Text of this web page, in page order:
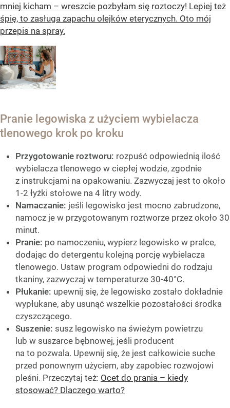
mniej kicham – wreszcie pozbyłam się roztoczy! Lepiej też
śpię, to zasługa zapachu olejków eterycznych. Oto mój
przepis na spray.
Pranie legowiska z użyciem wybielacza
tlenowego krok po kroku
Przygotowanie roztworu: rozpuść odpowiednią ilość
wybielacza tlenowego w ciepłej wodzie, zgodnie
z instrukcjami na opakowaniu. Zazwyczaj jest to około
1-2 łyżki stołowe na 4 litry wody.
Namaczanie: jeśli legowisko jest mocno zabrudzone,
namocz je w przygotowanym roztworze przez około 30
minut.
Pranie: po namoczeniu, wypierz legowisko w pralce,
dodając do detergentu kolejną porcję wybielacza
tlenowego. Ustaw program odpowiedni do rodzaju
tkaniny, zazwyczaj w temperaturze 30-40°C.
Płukanie: upewnij się, że legowisko zostało dokładnie
wypłukane, aby usunąć wszelkie pozostałości środka
czyszczącego.
Suszenie: susz legowisko na świeżym powietrzu
lub w suszarce bębnowej, jeśli producent
na to pozwala. Upewnij się, że jest całkowicie suche
przed ponownym użyciem, aby zapobiec rozwojowi
pleśni. Przeczytaj też: Ocet do prania – kiedy
stosować? Dlaczego warto?